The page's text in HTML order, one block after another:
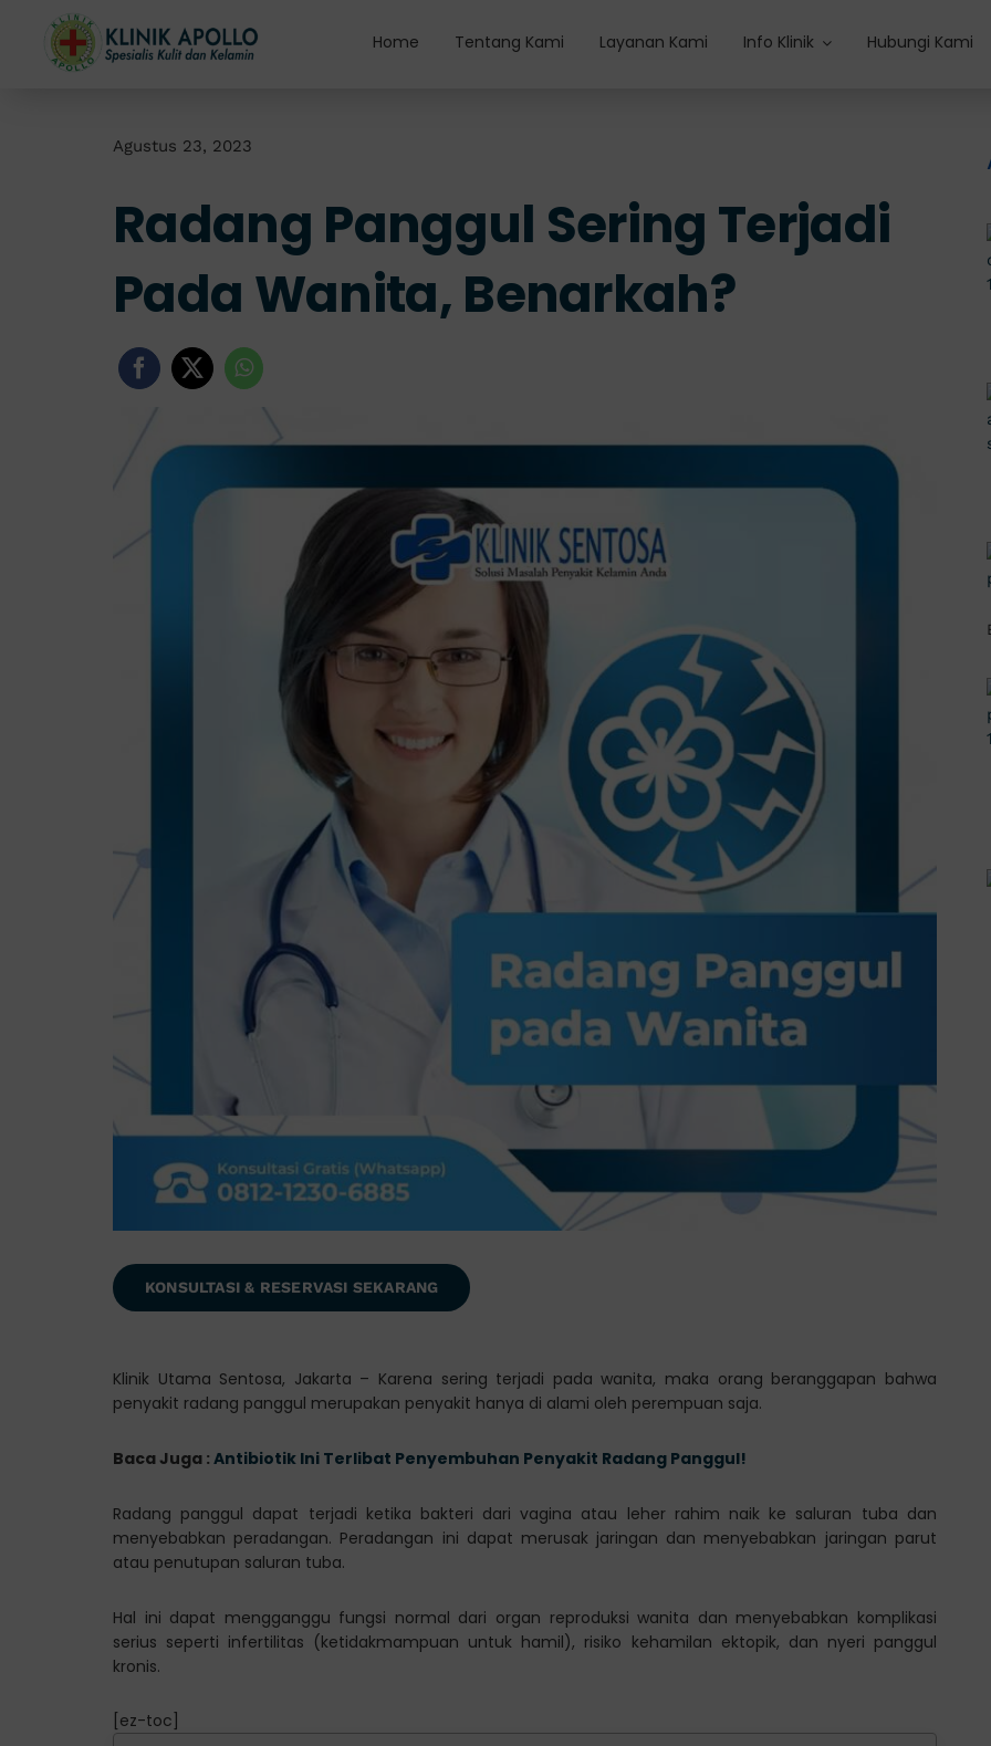
content
Home Tentang Kami Layanan Kami Info Klinik Hubungi Kami
Agustus 23, 2023
Radang Panggul Sering Terjadi
Pada Wanita, Benarkah?
KONSULTASI & RESERVASI SEKARANG
Klinik Utama Sentosa, Jakarta – Karena sering terjadi pada wanita, maka orang beranggapan bahwa
penyakit radang panggul merupakan penyakit hanya di alami oleh perempuan saja.
Baca Juga : Antibiotik Ini Terlibat Penyembuhan Penyakit Radang Panggul!
Radang panggul dapat terjadi ketika bakteri dari vagina atau leher rahim naik ke saluran tuba dan
menyebabkan peradangan. Peradangan ini dapat merusak jaringan dan menyebabkan jaringan parut
atau penutupan saluran tuba.
Hal ini dapat mengganggu fungsi normal dari organ reproduksi wanita dan menyebabkan komplikasi
serius seperti infertilitas (ketidakmampuan untuk hamil), risiko kehamilan ektopik, dan nyeri panggul
kronis.
[ez-toc]